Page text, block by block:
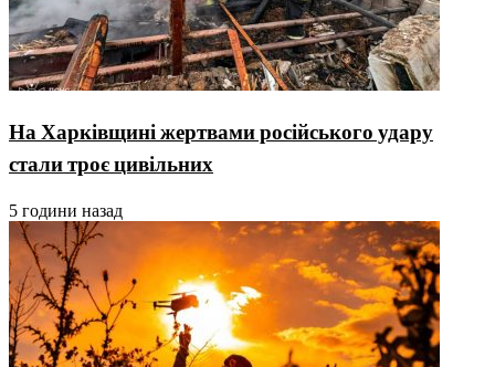
На Харківщині жертвами російського удару
стали троє цивільних
5 години назад